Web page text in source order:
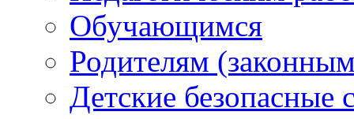
Обучающимся
Родителям
Детские безопасные